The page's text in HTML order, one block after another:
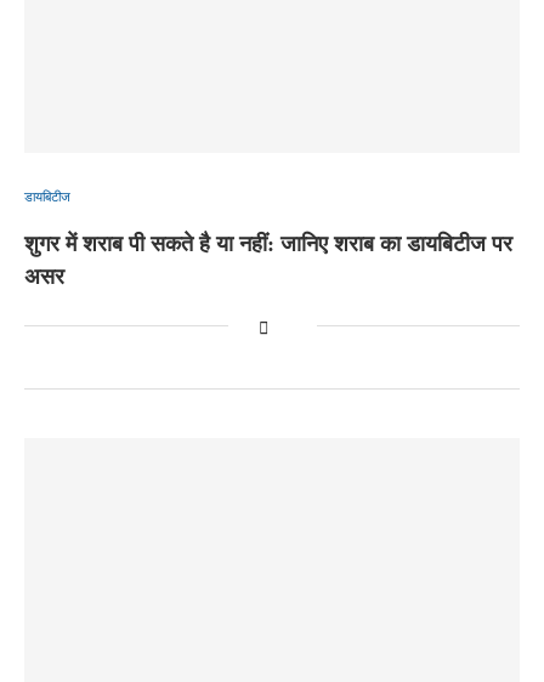
डायबिटीज
शुगर में शराब पी सकते है या नहीं: जानिए शराब का डायबिटीज पर
असर